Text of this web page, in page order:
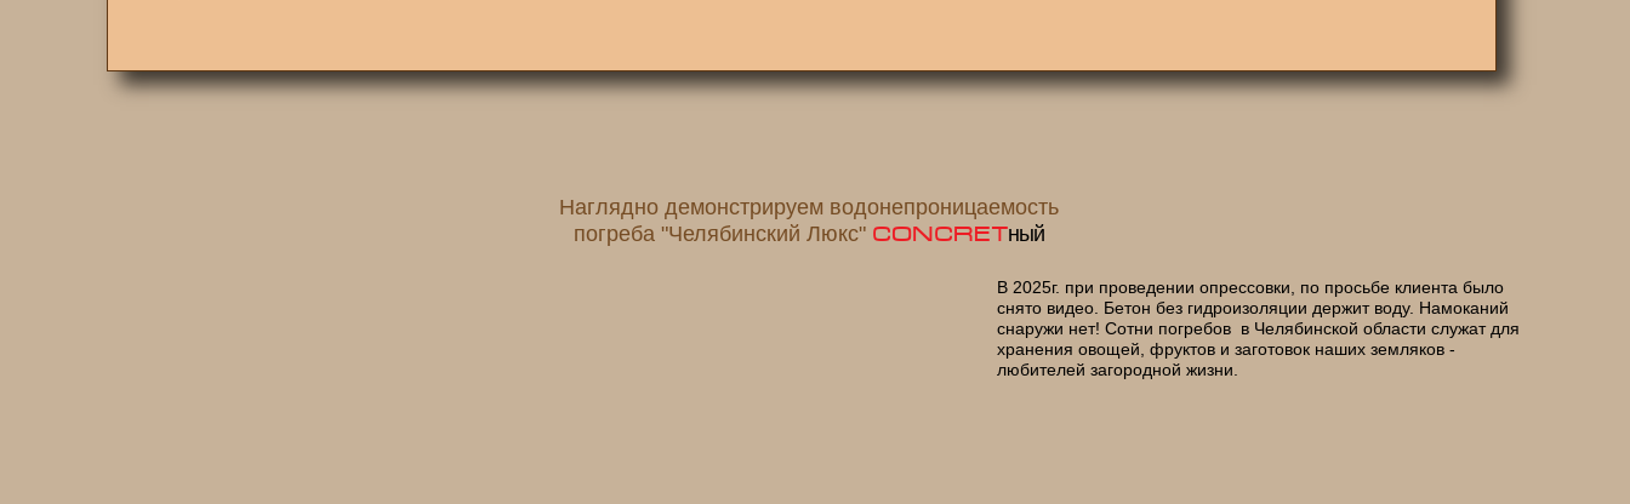
Наглядно демонстрируем водонепроницаемость
погреба "Челябинский Люкс" CONCRETный
В 2025г. при проведении опрессовки, по просьбе клиента было
снято видео. Бетон без гидроизоляции держит воду. Намоканий
снаружи нет! Сотни погребов в Челябинской области служат для
хранения овощей, фруктов и заготовок наших земляков -
любителей загородной жизни.